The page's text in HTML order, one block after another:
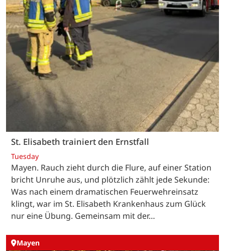
St. Elisabeth trainiert den Ernstfall
Tuesday
Mayen. Rauch zieht durch die Flure, auf einer Station
bricht Unruhe aus, und plötzlich zählt jede Sekunde:
Was nach einem dramatischen Feuerwehreinsatz
klingt, war im St. Elisabeth Krankenhaus zum Glück
nur eine Übung. Gemeinsam mit der…
Mayen